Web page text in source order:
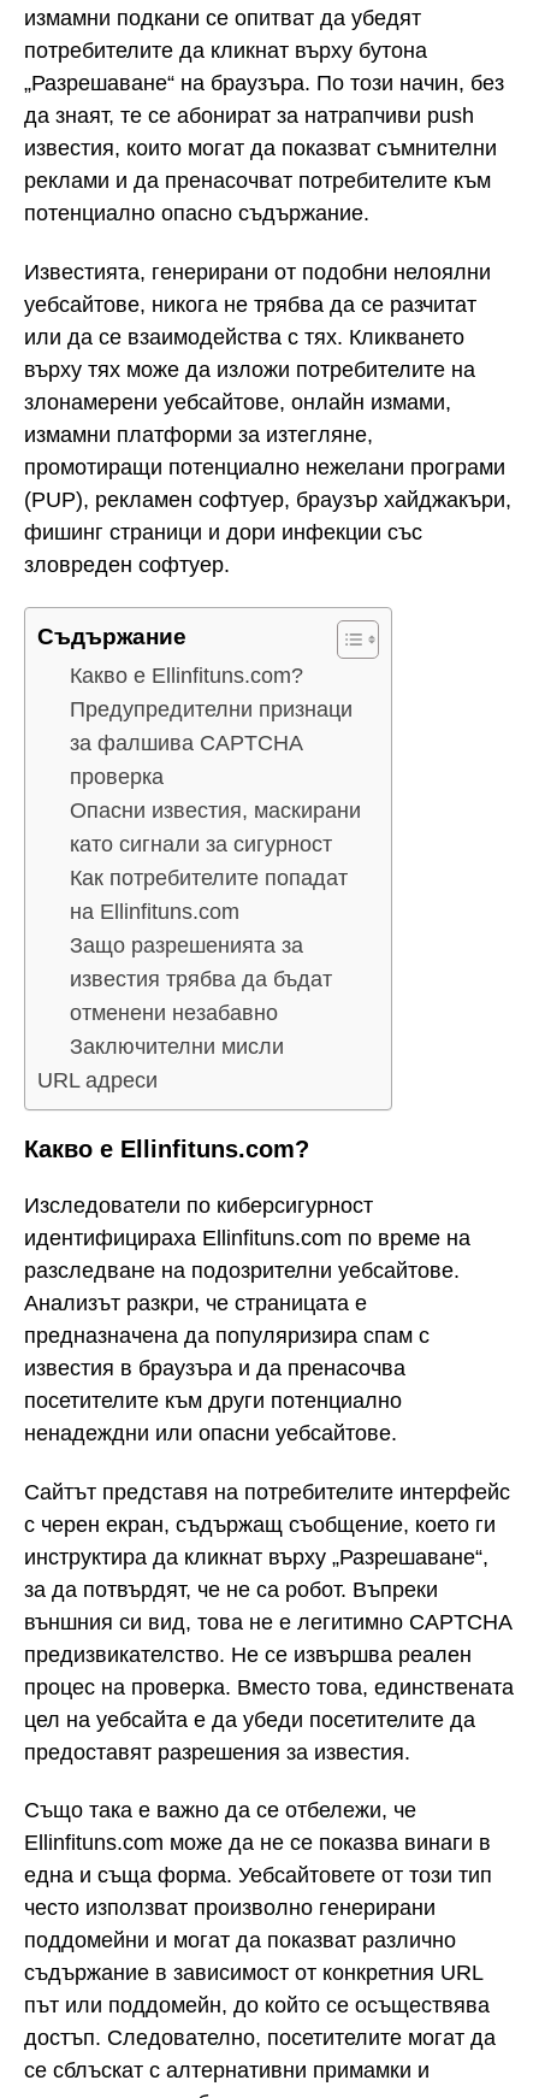
измамни подкани се опитват да убедят
потребителите да кликнат върху бутона
„Разрешаване“ на браузъра. По този начин, без
да знаят, те се абонират за натрапчиви push
известия, които могат да показват съмнителни
реклами и да пренасочват потребителите към
потенциално опасно съдържание.
Известията, генерирани от подобни нелоялни
уебсайтове, никога не трябва да се разчитат
или да се взаимодейства с тях. Кликването
върху тях може да изложи потребителите на
злонамерени уебсайтове, онлайн измами,
измамни платформи за изтегляне,
промотиращи потенциално нежелани програми
(PUP), рекламен софтуер, браузър хайджакъри,
фишинг страници и дори инфекции със
зловреден софтуер.
Съдържание
Какво е Ellinfituns.com?
Предупредителни признаци
за фалшива CAPTCHA
проверка
Опасни известия, маскирани
като сигнали за сигурност
Как потребителите попадат
на Ellinfituns.com
Защо разрешенията за
известия трябва да бъдат
отменени незабавно
Заключителни мисли
URL адреси
Какво е Ellinfituns.com?
Изследователи по киберсигурност
идентифицираха Ellinfituns.com по време на
разследване на подозрителни уебсайтове.
Анализът разкри, че страницата е
предназначена да популяризира спам с
известия в браузъра и да пренасочва
посетителите към други потенциално
ненадеждни или опасни уебсайтове.
Сайтът представя на потребителите интерфейс
с черен екран, съдържащ съобщение, което ги
инструктира да кликнат върху „Разрешаване“,
за да потвърдят, че не са робот. Въпреки
външния си вид, това не е легитимно CAPTCHA
предизвикателство. Не се извършва реален
процес на проверка. Вместо това, единствената
цел на уебсайта е да убеди посетителите да
предоставят разрешения за известия.
Също така е важно да се отбележи, че
Ellinfituns.com може да не се показва винаги в
една и съща форма. Уебсайтовете от този тип
често използват произволно генерирани
поддомейни и могат да показват различно
съдържание в зависимост от конкретния URL
път или поддомейн, до който се осъществява
достъп. Следователно, посетителите могат да
се сблъскат с алтернативни примамки и